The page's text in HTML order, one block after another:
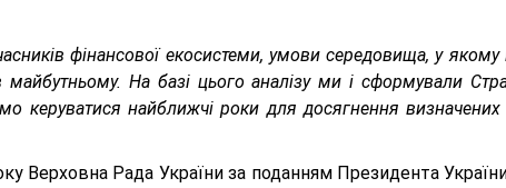
фінансової екосистеми, умови середовища, у
На базі цього аналізу ми і сформували
керуватися найближчі роки для досягнення визначених
Верховна Рада України за поданням Президента